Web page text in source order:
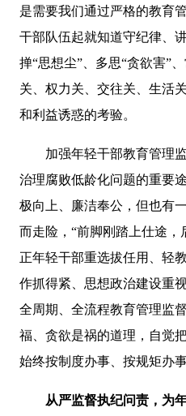
是需要我们通过严格的教育
干部队伍起就知道守纪律、
掸“思想尘”、多思“贪欲害”
关、权力关、交往关、生活
和利益诱惑的考验。
加强年轻干部教育管理监
治理腐败低龄化问题的重要
极向上、廉洁奉公，但也有
而走险，“前脚刚踏上仕途，
正年轻干部重选拔任用、轻
作抓得紧、思想政治建设重
全周期、全流程教育管理监
福、贪欲是祸的道理，自觉
始终按制度办事、按规矩办事
从严监督执纪问责，为年